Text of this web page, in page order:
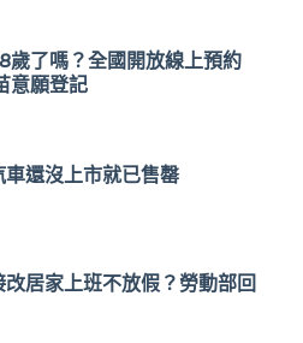
歲了嗎？全國開放線上預約
意願登記
還沒上市就已售罄
居家上班不放假？勞動部回